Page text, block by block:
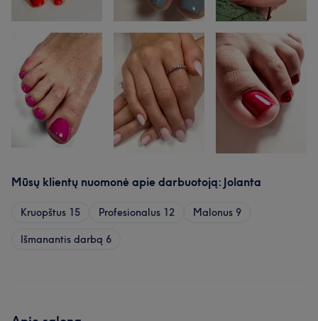
Mūsų klientų nuomonė apie darbuotoją: Jolanta
Kruopštus 15 Profesionalus 12 Malonus 9
Išmanantis darbą 6